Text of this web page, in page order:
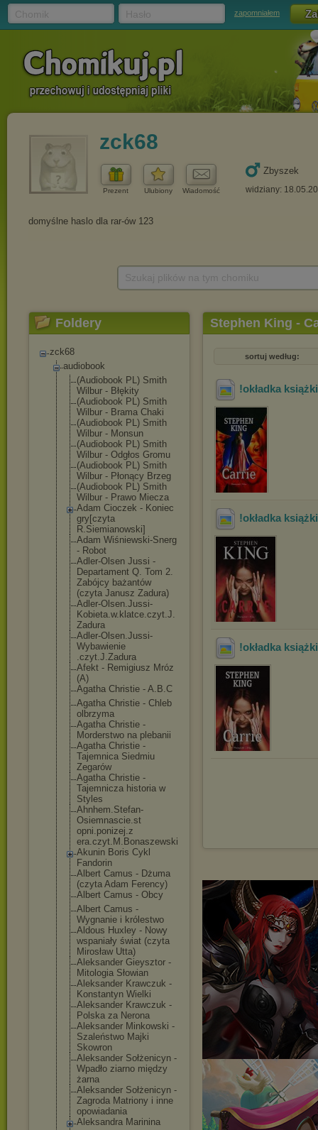
zapomniałem
zck68
Prezent Ulubiony Wiadomość
Zbyszek
widziany:
Foldery
zck68
audiobook
(Audiobook PL) Smith
Wilbur - Błękity
(Audiobook PL) Smith
Wilbur - Brama Chaki
(Audiobook PL) Smith
Wilbur - Monsun
(Audiobook PL) Smith
Wilbur - Odgłos Gromu
(Audiobook PL) Smith
Wilbur - Płonący Brzeg
(Audiobook PL) Smith
Wilbur - Prawo Miecza
Adam Cioczek - Koniec
gry[czyta
R.Siemianowski]
Adam Wiśniewski-Snerg
- Robot
Adler-Olsen Jussi -
Departament Q. Tom 2.
Zabójcy bażantów
(czyta Janusz Zadura)
Adler-Olsen.Jussi-
Kobieta.w. klatce.czyt.J.
Zadura
Adler-Olsen.Jussi-
Wybawienie
.czyt.J.Zadura
Afekt - Remigiusz Mróz
(A)
Agatha Christie - A.B.C
Agatha Christie - Chleb
olbrzyma
Agatha Christie -
Morderstwo na plebanii
Agatha Christie -
Tajemnica Siedmiu
Zegarów
Agatha Christie -
Tajemnicza historia w
Styles
Ahnhem.Stefan-
Osiemnascie.st
opni.ponizej.z
era.czyt.M.Bonaszewski
Akunin Boris Cykl
Fandorin
Albert Camus - Dżuma
(czyta Adam Ferency)
Albert Camus - Obcy
Albert Camus -
Wygnanie i królestwo
Aldous Huxley - Nowy
wspaniały świat (czyta
Mirosław Utta)
Aleksander Gieysztor -
Mitologia Słowian
Aleksander Krawczuk -
Konstantyn Wielki
Aleksander Krawczuk -
Polska za Nerona
Aleksander Minkowski -
Szaleństwo Majki
Skowron
Aleksander Sołżenicyn -
Wpadło ziarno między
żarna
Aleksander Sołżenicyn -
Zagroda Matriony i inne
opowiadania
Aleksandra Marinina
Stephen King -
sortuj według:
!okładka
!okładka
!okładka